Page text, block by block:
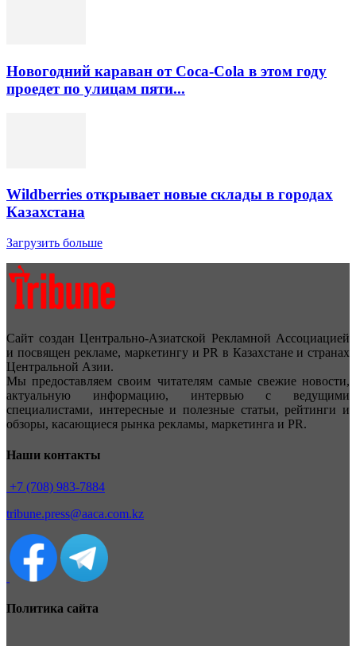
Новогодний караван от Coca-Cola в этом году
проедет по улицам пяти...
Wildberries открывает новые склады в городах
Казахстана
Загрузить больше
Сайт создан Центрально-Азиатской Рекламной Ассоциацией
и посвящен рекламе, маркетингу и PR в Казахстане и странах
Центральной Азии.
Мы предоставляем своим читателям самые свежие новости,
актуальную информацию, интервью с ведущими
специалистами, интересные и полезные статьи, рейтинги и
обзоры, касающиеся рынка рекламы, маркетинга и PR.
Наши контакты
+7 (708) 983-7884
tribune.press@aaca.com.kz
Политика сайта